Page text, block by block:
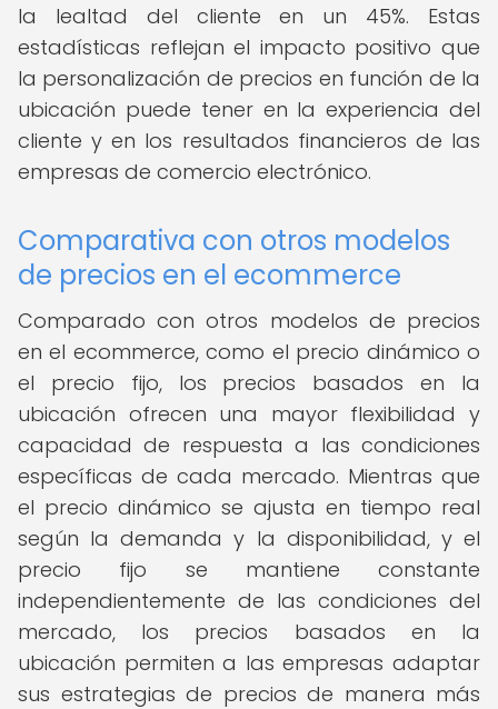
la lealtad del cliente en un 45%. Estas
estadísticas reflejan el impacto positivo que
la personalización de precios en función de la
ubicación puede tener en la experiencia del
cliente y en los resultados financieros de las
empresas de comercio electrónico.
Comparativa con otros modelos
de precios en el ecommerce
Comparado con otros modelos de precios
en el ecommerce, como el precio dinámico o
el precio fijo, los precios basados en la
ubicación ofrecen una mayor flexibilidad y
capacidad de respuesta a las condiciones
específicas de cada mercado. Mientras que
el precio dinámico se ajusta en tiempo real
según la demanda y la disponibilidad, y el
precio fijo se mantiene constante
independientemente de las condiciones del
mercado, los precios basados en la
ubicación permiten a las empresas adaptar
sus estrategias de precios de manera más